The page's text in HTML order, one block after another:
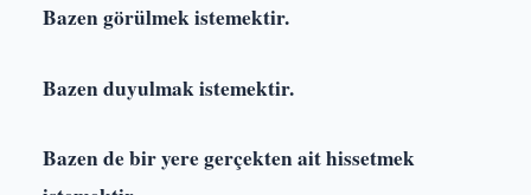
Bazen görülmek istemektir.
Bazen duyulmak istemektir.
Bazen de bir yere gerçekten ait hissetmek